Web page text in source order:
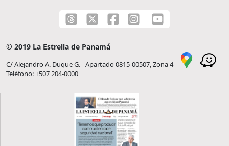
© 2019 La Estrella de Panamá
C/ Alejandro A. Duque G. - Apartado 0815-00507, Zona 4
Teléfono: +507 204-0000